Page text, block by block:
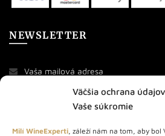
Väčšia ochrana
Vaše súkromie
Milí WineExperti, záleží nám na tom, aby bol
NEWSLETTER